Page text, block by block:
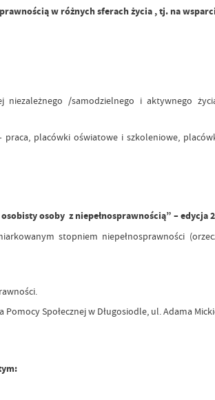
w różnych sferach życia , tj. na
/samodzielnego i aktywnego
placówki oświatowe i szkoleniowe,
osoby z niepełnosprawnością” – edycja
stopniem niepełnosprawności
Społecznej w Długosiodle, ul. Adama